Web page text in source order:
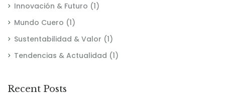
Innovación & Futuro (1)
Mundo Cuero (1)
Sustentabilidad & Valor (1)
Tendencias & Actualidad (1)
Recent Posts